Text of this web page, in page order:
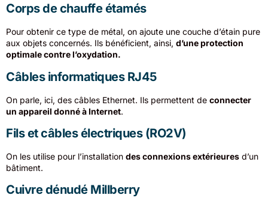
Corps de chauffe étamés
Pour obtenir ce type de métal, on ajoute une couche d’étain pure
aux objets concernés. Ils bénéficient, ainsi, d’une protection
optimale contre l’oxydation.
Câbles informatiques RJ45
On parle, ici, des câbles Ethernet. Ils permettent de connecter
un appareil donné à Internet.
Fils et câbles électriques (RO2V)
On les utilise pour l’installation des connexions extérieures d’un
bâtiment.
Cuivre dénudé Millberry